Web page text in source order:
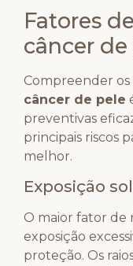
Fatores
câncer de
Compreender os
câncer de pele
preventivas
principais riscos
melhor.
Exposição
O maior fator de
exposição
proteção. Os